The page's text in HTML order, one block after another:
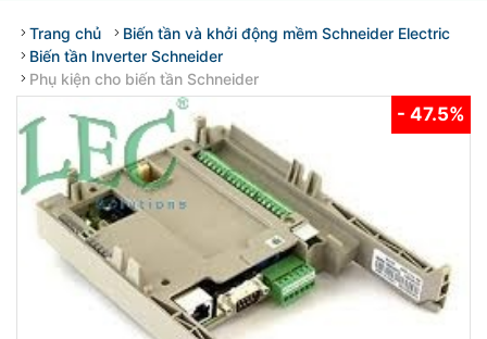
Trang chủ
Biến tần và khởi động mềm Schneider Electric
Biến tần Inverter Schneider
Phụ kiện cho biến tần Schneider
- 47.5%